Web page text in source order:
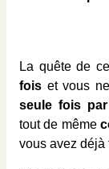
La quête de
fois et vous
seule fois
tout de même
vous avez déjà